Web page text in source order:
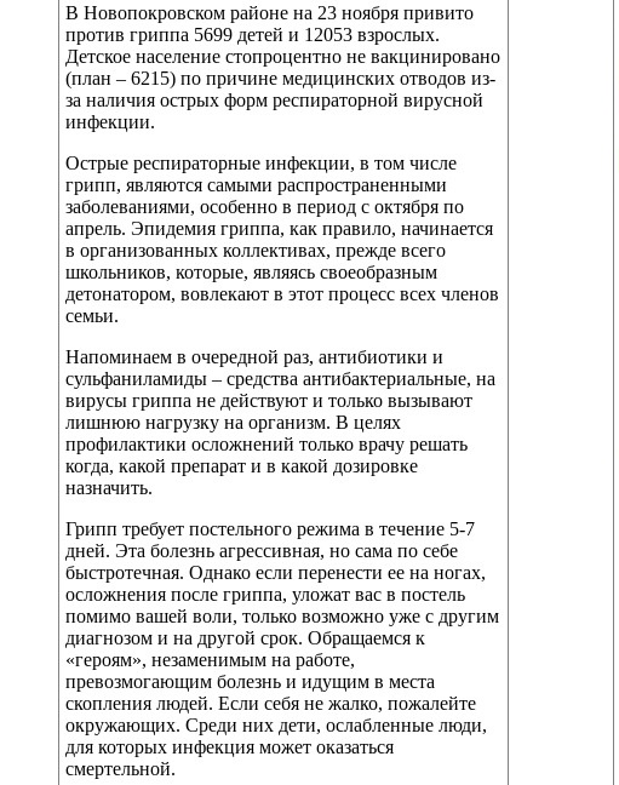
В Новопокровском районе на 23 ноября привито
против гриппа 5699 детей и 12053 взрослых.
Детское население стопроцентно не вакцинировано
(план – 6215) по причине медицинских отводов из-
за наличия острых форм респираторной вирусной
инфекции.
Острые респираторные инфекции, в том числе
грипп, являются самыми распространенными
заболеваниями, особенно в период с октября по
апрель. Эпидемия гриппа, как правило, начинается
в организованных коллективах, прежде всего
школьников, которые, являясь своеобразным
детонатором, вовлекают в этот процесс всех членов
семьи.
Напоминаем в очередной раз, антибиотики и
сульфаниламиды – средства антибактериальные, на
вирусы гриппа не действуют и только вызывают
лишнюю нагрузку на организм. В целях
профилактики осложнений только врачу решать
когда, какой препарат и в какой дозировке
назначить.
Грипп требует постельного режима в течение 5-7
дней. Эта болезнь агрессивная, но сама по себе
быстротечная. Однако если перенести ее на ногах,
осложнения после гриппа, уложат вас в постель
помимо вашей воли, только возможно уже с другим
диагнозом и на другой срок. Обращаемся к
«героям», незаменимым на работе,
превозмогающим болезнь и идущим в места
скопления людей. Если себя не жалко, пожалейте
окружающих. Среди них дети, ослабленные люди,
для которых инфекция может оказаться
смертельной.